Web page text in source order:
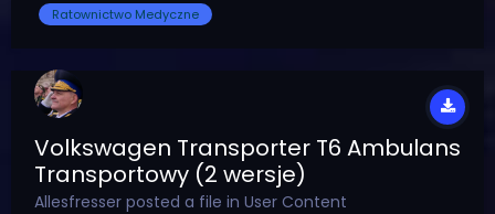
Ratownictwo Medyczne
Volkswagen Transporter T6 Ambulans
Transportowy (2 wersje)
Allesfresser posted a file in User Content